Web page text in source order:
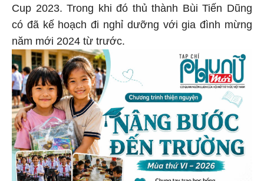
Cup 2023. Trong khi đó thủ thành Bùi Tiến Dũng
có đã kế hoạch đi nghỉ dưỡng với gia đình mừng
năm mới 2024 từ trước.